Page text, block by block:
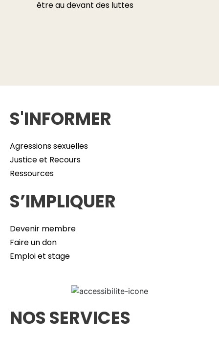
être au devant des luttes
NOS SERVICES
S'INFORMER
Agressions sexuelles
Justice et Recours
Ressources
S’IMPLIQUER
Devenir membre
Faire un don
Emploi et stage